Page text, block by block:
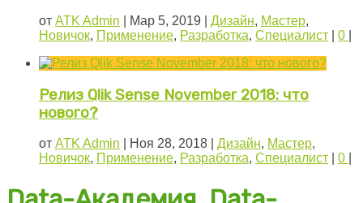
от ATK Admin Мар 5, 2019 Дизайн, Мастер,
Новичок, Применение, Разработка, Специалист 0
Релиз Qlik Sense November 2018: что
нового?
от ATK Admin Ноя 28, 2018 Дизайн, Мастер,
Новичок, Применение, Разработка, Специалист 0